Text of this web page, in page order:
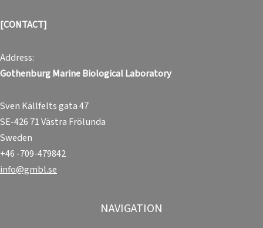
[CONTACT]
Address:
Gothenburg Marine Biological Laboratory
Sven Källfelts gata 47
SE-426 71 Västra Frölunda
Sweden
+46 -709-479842
info@gmbl.se
NAVIGATION